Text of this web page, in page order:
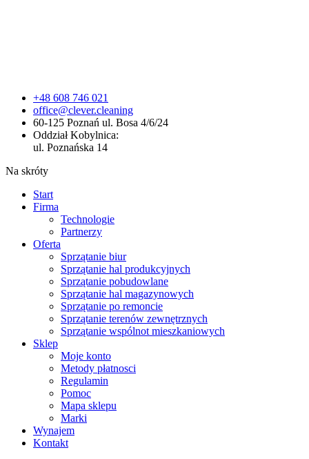
+48 608 746 021
office@clever.cleaning
60-125 Poznań ul. Bosa 4/6/24
Oddział Kobylnica:
ul. Poznańska 14
Na skróty
Start
Firma
Technologie
Partnerzy
Oferta
Sprzątanie biur
Sprzątanie hal produkcyjnych
Sprzątanie pobudowlane
Sprzątanie hal magazynowych
Sprzątanie po remoncie
Sprzątanie terenów zewnętrznych
Sprzątanie wspólnot mieszkaniowych
Sklep
Moje konto
Metody płatnosci
Regulamin
Pomoc
Mapa sklepu
Marki
Wynajem
Kontakt